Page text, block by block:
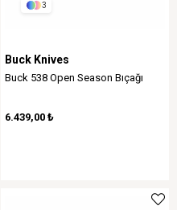
3
Buck Knives
Buck 538 Open Season Bıçağı
6.439,00 ₺